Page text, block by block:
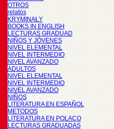
OTROS
relatos
KRYMINAŁY
BOOKS IN ENGLISH
LECTURAS GRADUAD
NIÑOS Y JÓVENES
NIVEL ELEMENTAL
NIVEL INTERMEDIO
NIVEL AVANZADO
ADULTOS
NIVEL ELEMENTAL
NIVEL INTERMEDIO
NIVEL AVANZADO
NIÑOS
LITERATURA EN ESPAÑOL
METODOS
LITERATURA EN POLACO
LECTURAS GRADUADAS